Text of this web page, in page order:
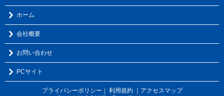
ホーム
会社概要
お問い合わせ
PCサイト
プライバシーポリシー ｜ 利用規約 ｜アクセスマップ